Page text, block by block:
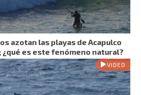
azotan las playas de Acapulco
¿qué es este fenómeno natural?
VIDEO